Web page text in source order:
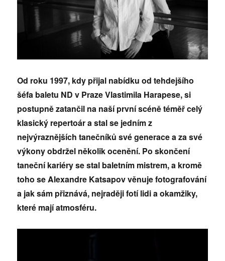
Od roku 1997, kdy přijal nabídku od tehdejšího
šéfa baletu ND v Praze Vlastimila Harapese, si
postupně zatančil na naší první scéně téměř celý
klasický repertoár a stal se jedním z
nejvýraznějších tanečníků své generace a za své
výkony obdržel několik ocenění. Po skončení
taneční kariéry se stal baletním mistrem, a kromě
toho se Alexandre Katsapov věnuje fotografování
a jak sám přiznává, nejraději fotí lidi a okamžiky,
které mají atmosféru.